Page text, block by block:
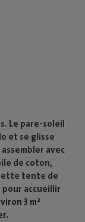
Le pare-soleil
et se glisse
avec
de coton,
tente de
accueillir
3 m²